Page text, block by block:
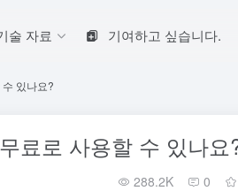
술 자료 기여하고 싶습니다.
있나요?
료로 사용할 수 있나요
288.2K 0